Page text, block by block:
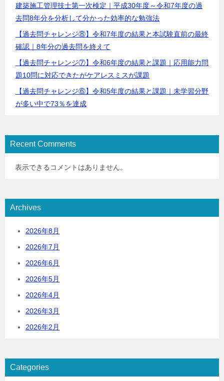
建築施工管理技士第一次検定｜平成30年度～令和7年度の過
去問8年分を分析して分かった効率的な勉強法
【過去問チャレンジ⑧】令和7年度の結果と本試験直前の最終
確認｜8年分の過去問を終えて
【過去問チャレンジ⑦】令和6年度の結果と課題｜応用能力問
題10問に対応できたがケアレスミスが課題
【過去問チャレンジ⑥】令和5年度の結果と課題｜未学習分野
が多い中で73％を達成
Recent Comments
表示できるコメントはありません。
Archives
2026年8月
2026年7月
2026年6月
2026年5月
2026年4月
2026年3月
2026年2月
Categories